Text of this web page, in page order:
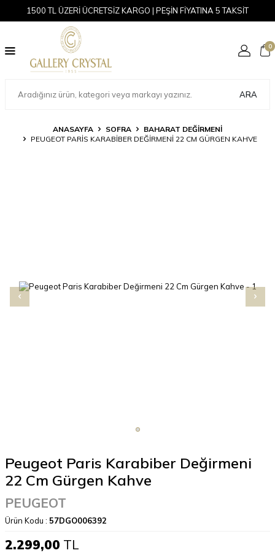
1500 TL ÜZERİ ÜCRETSİZ KARGO | PEŞİN FİYATINA 5 TAKSİT
ARA
0
ANASAYFA SOFRA
BAHARAT DEĞIRMENI
PEUGEOT PARIS KARABIBER DEĞIRMENI 22 CM GÜRGEN KAHVE
Peugeot Paris Karabiber Değirmeni
22 Cm Gürgen Kahve
PEUGEOT
Ürün Kodu : 57DGO006392
2.299,00 TL